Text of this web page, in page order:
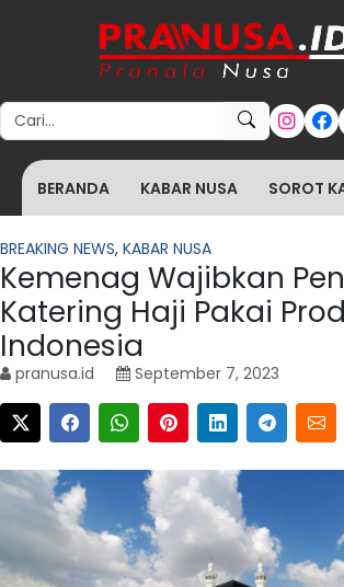
Search for:
BERANDA KABAR NUSA SOROT
BREAKING NEWS, KABAR NUSA
Kemenag Wajibkan
Katering Haji Pakai
Indonesia
pranusa.id September 7, 2023